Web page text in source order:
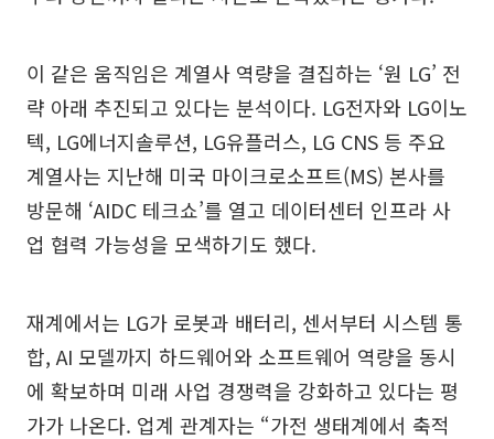
이 같은 움직임은 계열사 역량을 결집하는 ‘원 LG’ 전
략 아래 추진되고 있다는 분석이다. LG전자와 LG이노
텍, LG에너지솔루션, LG유플러스, LG CNS 등 주요
계열사는 지난해 미국 마이크로소프트(MS) 본사를
방문해 ‘AIDC 테크쇼’를 열고 데이터센터 인프라 사
업 협력 가능성을 모색하기도 했다.
재계에서는 LG가 로봇과 배터리, 센서부터 시스템 통
합, AI 모델까지 하드웨어와 소프트웨어 역량을 동시
에 확보하며 미래 사업 경쟁력을 강화하고 있다는 평
가가 나온다. 업계 관계자는 “가전 생태계에서 축적